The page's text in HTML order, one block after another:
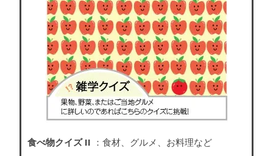
食べ物クイズ II ：食材、グルメ、お料理など